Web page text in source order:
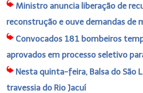
Ministro anuncia liberação de
reconstrução e ouve demandas de
Convocados 181 bombeiros
aprovados em processo seletivo
Nesta quinta-feira, Balsa do São
travessia do Rio Jacuí